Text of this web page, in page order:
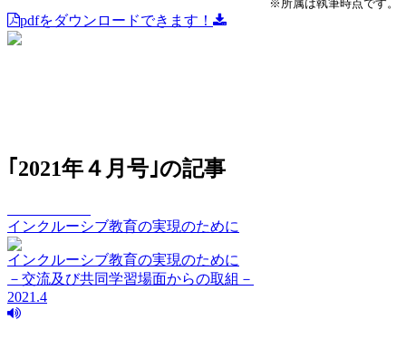
※所属は執筆時点です。
pdfをダウンロードできます！
｢2021年４月号｣の記事
インクルーシブ教育の実現のために
インクルーシブ教育の実現のために
－交流及び共同学習場面からの取組－
2021.4